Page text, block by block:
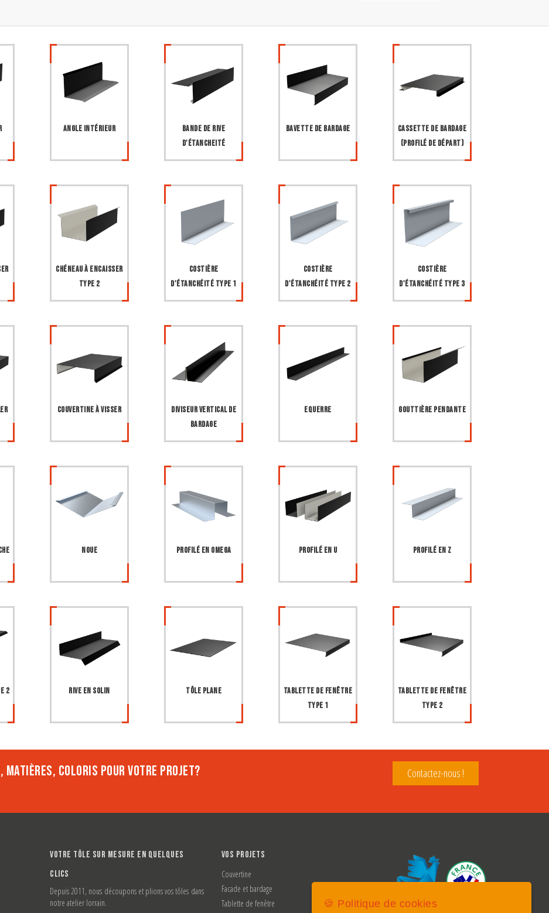
Angle intérieur
Bande de rive
d'étancheité
Bavette de bardage
Cassette de bardage
(profilé de départ)
Chéneau à encaisser
type 2
Costière
d'étanchéité type 1
Costière
d'étanchéité type 2
Costière
d'étanchéité type 3
Couvertine à visser
Diviseur vertical de
bardage
Equerre Gouttière pendante
Noue Profilé en Omega Profilé en U Profilé en Z
2 Rive en solin Tôle plane
Tablette de fenêtre
type 1
Tablette de fenêtre
type 2
COLORIS POUR VOTRE PROJET? Contactez-nous !
VOTRE TÔLE SUR MESURE EN QUELQUES
CLICS
Depuis 2011, nous découpons et plions vos tôles dans
notre atelier lorrain.
VOS PROJETS
Couvertine
Facade et bardage
Tablette de fenêtre
🍪 Politique de cookies